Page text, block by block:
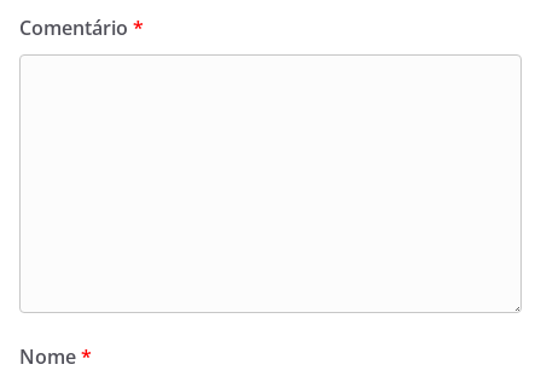
Comentário *
Nome*